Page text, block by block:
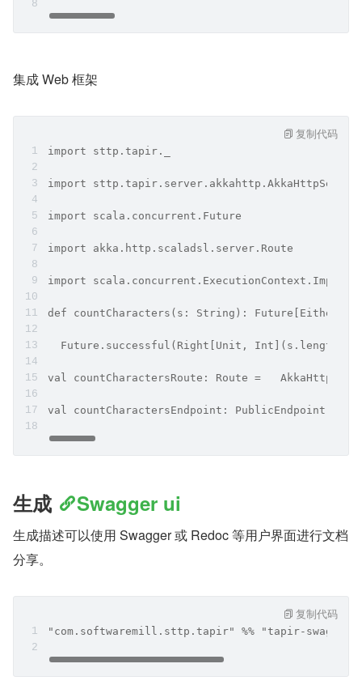
集成 Web 框架
import sttp.tapir._
import
import scala.concurrent.Future
import akka.http.scaladsl.server.Route
import
def countCharacters(s: String):
  Future.successful(Right[Unit, Int](s.length))
val countCharactersRoute: Route =
val countCharactersEndpoint:
复制代码
生成 Swagger ui
生成描述可以使用 Swagger 或 Redoc 等用户界面进行文档
分享。
"com.softwaremill.sttp.tapir" %% "tapir-
复制代码